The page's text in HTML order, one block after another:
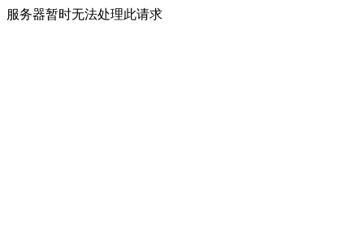
服务器暂时无法处理此请求